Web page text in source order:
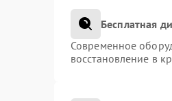
Бесплатная
Современное
восстановление в